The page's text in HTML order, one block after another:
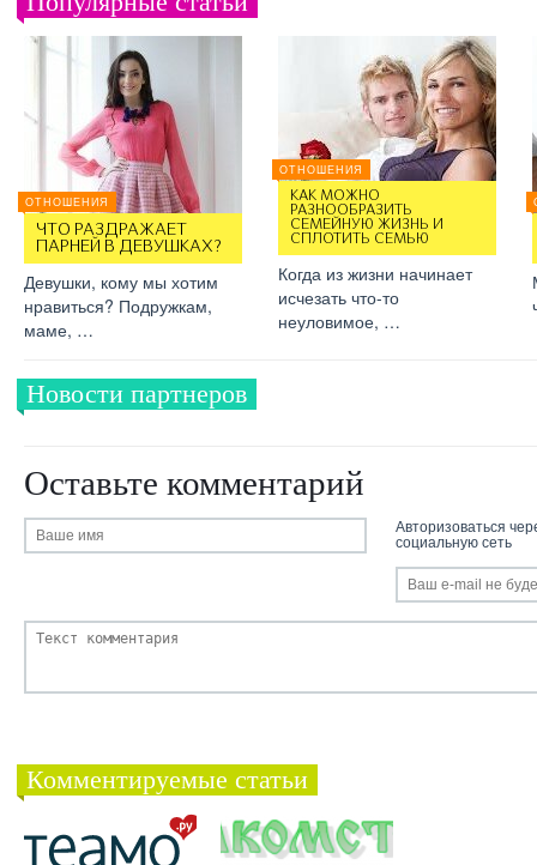
ОТНОШЕНИЯ
ЧТО РАЗДРАЖАЕТ
ПАРНЕЙ В ДЕВУШКАХ?
Девушки, кому мы хотим
нравиться? Подружкам,
маме, …
ОТНОШЕНИЯ
КАК МОЖНО
РАЗНООБРАЗИТЬ
СЕМЕЙНУЮ ЖИЗНЬ И
СПЛОТИТЬ СЕМЬЮ
Когда из жизни начинает
исчезать что-то
неуловимое, …
Новости партнеров
Оставьте комментарий
Авторизоваться
социальную сеть
Комментируемые статьи